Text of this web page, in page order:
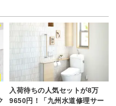
入荷待ちの人気セットが8万
9650円！「九州水道修理サー